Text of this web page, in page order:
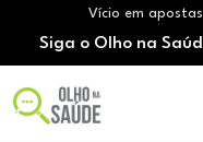
Vício em
Tratamento
Vingança
Mitos sobre a
Siga o Olho na